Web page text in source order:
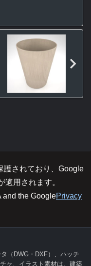
護されており、Google
適用されます。
and the GooglePrivacy
（DWG・DXF）、ハッチ
ャ、イラスト素材は、建築